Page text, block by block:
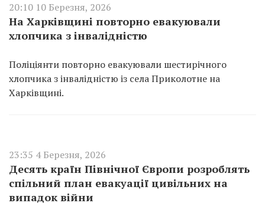
20:10 10 Березня, 2026
На Харківщині повторно евакуювали
хлопчика з інвалідністю
Поліціянти повторно евакуювали шестирічного
хлопчика з інвалідністю із села Приколотне на
Харківщині.
23:35 4 Березня, 2026
Десять країн Північної Європи розроблять
спільний план евакуації цивільних на
випадок війни